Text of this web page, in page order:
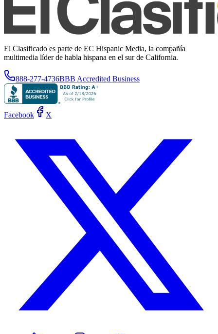
El Clasificado es parte de EC Hispanic Media, la compañía
multimedia líder de habla hispana en el sur de California.
888-277-4736BBB Accredited Business
Facebook X